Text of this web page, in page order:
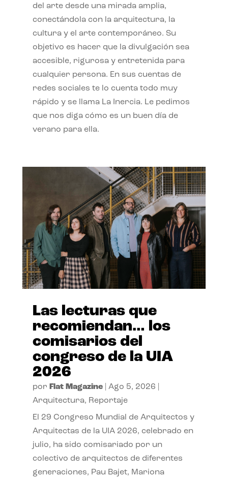
del arte desde una mirada amplia,
conectándola con la arquitectura, la
cultura y el arte contemporáneo. Su
objetivo es hacer que la divulgación sea
accesible, rigurosa y entretenida para
cualquier persona. En sus cuentas de
redes sociales te lo cuenta todo muy
rápido y se llama La Inercia. Le pedimos
que nos diga cómo es un buen día de
verano para ella.
Las lecturas que
recomiendan… los
comisarios del
congreso de la UIA
2026
por Flat Magazine| Ago 5, 2026
Arquitectura, Reportaje
El 29 Congreso Mundial de Arquitectos y
Arquitectas de la UIA 2026, celebrado en
julio, ha sido comisariado por un
colectivo de arquitectos de diferentes
generaciones, Pau Bajet, Mariona